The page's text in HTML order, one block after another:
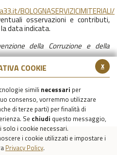
x
COOKIE
simili necessari per
consenso, vorremmo utilizzare
di terze parti) per finalità di
Se chiudi questo messaggio,
solo i cookie necessari.
i cookie utilizzati e impostare i
Privacy Policy.
BOLOGNASERVIZICIMITERIALI/
osservazioni e contributi,
data indicata.
della Corruzione e della